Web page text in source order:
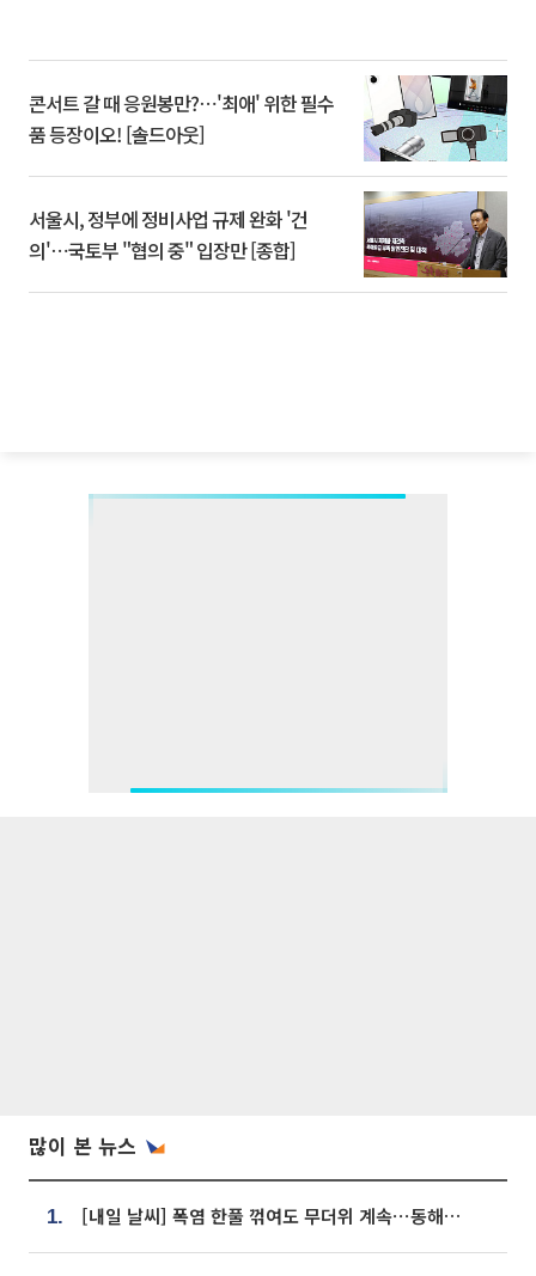
콘서트 갈 때 응원봉만?⋯'최애' 위한 필수
품 등장이오! [솔드아웃]
서울시, 정부에 정비사업 규제 완화 '건
의'⋯국토부 "협의 중" 입장만 [종합]
많이 본 뉴스
1. [내일 날씨] 폭염 한풀 꺾여도 무더위 계속⋯동해안 이틀 연속 비